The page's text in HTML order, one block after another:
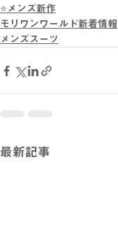
⭐メンズ新作
モリワンワールド新着情報
メンズスーツ
最新記事